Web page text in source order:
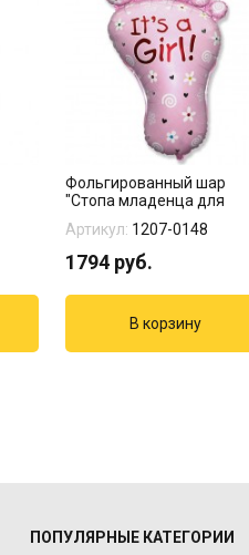
Фольгированный шар
"Стопа младенца для
Артикул: 1207-0148
1794 руб.
ПОПУЛЯРНЫЕ КАТЕГОРИИ